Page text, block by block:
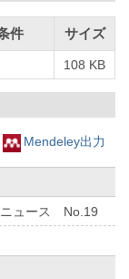
件 サイズ
108 KB
Mendeley出力
ュース No.19